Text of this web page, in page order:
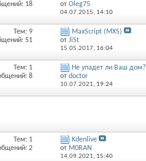
18
от Оlеg75
04.07.2015, 14:10
Тем: 9
51
MaxScript (MXS)
от JiSt
15.05.2017, 16:04
Тем: 1
8
Не упадет ли Ваш дом?
от doctor
10.07.2021, 19:24
Тем: 1
2
Kdenlive
от M0RAN
14.09.2021, 15:40